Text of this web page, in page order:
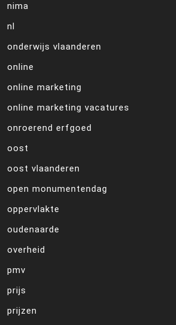
nima
nl
onderwijs vlaanderen
online
online marketing
online marketing vacatures
onroerend erfgoed
oost
oost vlaanderen
open monumentendag
oppervlakte
oudenaarde
overheid
pmv
prijs
prijzen